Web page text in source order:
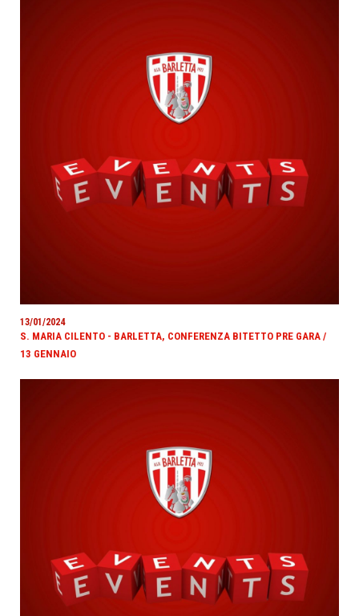
13/01/2024
S. MARIA CILENTO - BARLETTA, CONFERENZA BITETTO PRE GARA /
13 GENNAIO